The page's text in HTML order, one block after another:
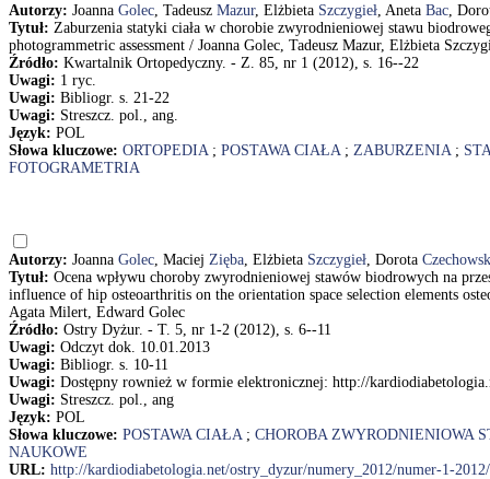
Autorzy: Joanna Golec, Tadeusz Mazur, Elżbieta Szczygieł, Aneta Bac,
Tytuł: Zaburzenia statyki ciała w chorobie zwyrodnieniowej stawu
photogrammetric assessment / Joanna Golec, Tadeusz Mazur, Elżbieta
Źródło: Kwartalnik Ortopedyczny. - Z. 85, nr 1 (2012), s. 16--22
Uwagi: 1 ryc.
Uwagi: Bibliogr. s. 21-22
Uwagi: Streszcz. pol., ang.
Język: POL
Słowa kluczowe: ORTOPEDIA; POSTAWA CIAŁA; ZABURZENIA;
FOTOGRAMETRIA
Autorzy: Joanna Golec, Maciej Zięba, Elżbieta Szczygieł, Dorota
Tytuł: Ocena wpływu choroby zwyrodnieniowej stawów biodrowych na
influence of hip osteoarthritis on the orientation space selection elements
Agata Milert, Edward Golec
Źródło: Ostry Dyżur. - T. 5, nr 1-2 (2012), s. 6--11
Uwagi: Odczyt dok. 10.01.2013
Uwagi: Bibliogr. s. 10-11
Uwagi: Dostępny rownież w formie elektronicznej: http://
Uwagi: Streszcz. pol., ang
Język: POL
Słowa kluczowe: POSTAWA CIAŁA; CHOROBA ZWYRODNIENIOWA
NAUKOWE
URL: http://kardiodiabetologia.net/ostry_dyzur/numery_2012/numer-1-